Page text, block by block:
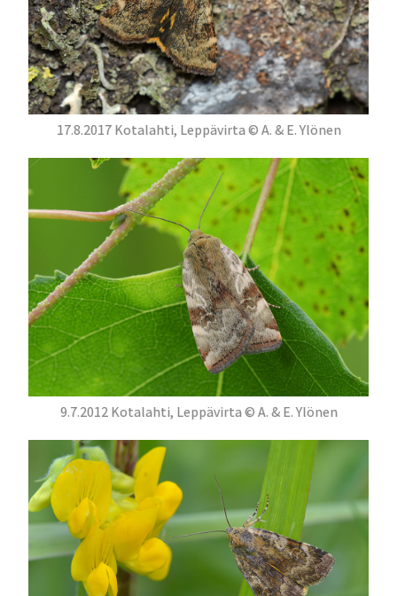
17.8.2017 Kotalahti, Leppävirta © A. & E. Ylönen
9.7.2012 Kotalahti, Leppävirta © A. & E. Ylönen